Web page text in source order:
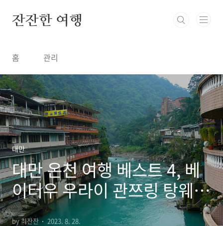
잔잔한 여행
홈 관리
대만
대만 온천 여행 베스트 4, 베
이터우 우라이 관쯔링 탕웨이
거우 자오시 온천공원
by 최잔잔 2023. 8. 28.